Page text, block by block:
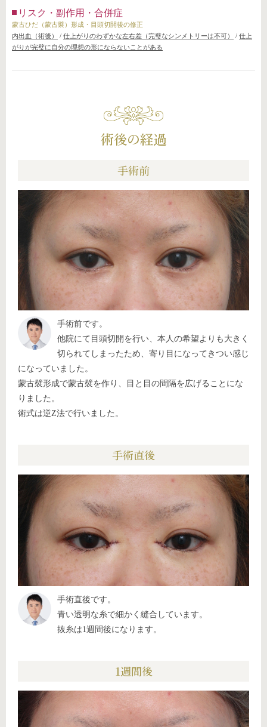
リスク・副作用・合併症
蒙古ひだ（蒙古襞）形成・目頭切開後の修正
内出血（術後）
/ 仕上がりのわずかな左右差（完璧なシンメトリーは不可） / 仕上
がりが完璧に自分の理想の形にならないことがある
術後の経過
手術前
手術前です。
他院にて目頭切開を行い、本人の希望よりも大きく
切られてしまったため、寄り目になってきつい感じ
になっていました。
蒙古襞形成で蒙古襞を作り、目と目の間隔を広げることにな
りました。
術式は逆Z法で行いました。
手術直後
手術直後です。
青い透明な糸で細かく縫合しています。
抜糸は1週間後になります。
1週間後